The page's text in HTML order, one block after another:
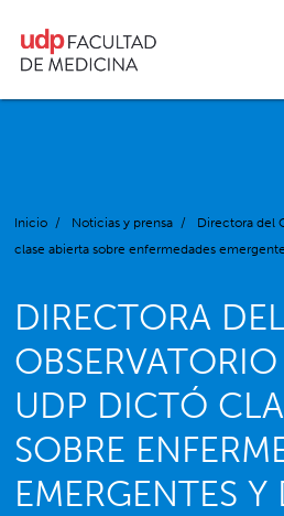
Inicio / Noticias y prensa /
Directora del
clase abierta sobre enfermedades
DIRECTORA DEL
UDP DICTÓ
SOBRE
EMERGENTES Y